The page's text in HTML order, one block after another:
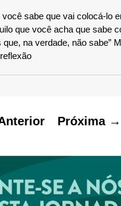
você sabe que vai colocá-lo
que você acha que sabe
na verdade, não sabe”
Próxima →